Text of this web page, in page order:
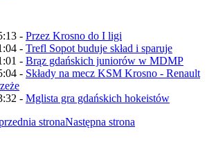
- Przez Krosno do I ligi
- Trefl Sopot buduje skład i sparuje
- Brąz gdańskich juniorów w MDMP
- Składy na mecz KSM Krosno - Renault
- Mglista gra gdańskich hokeistów
stronaNastępna strona